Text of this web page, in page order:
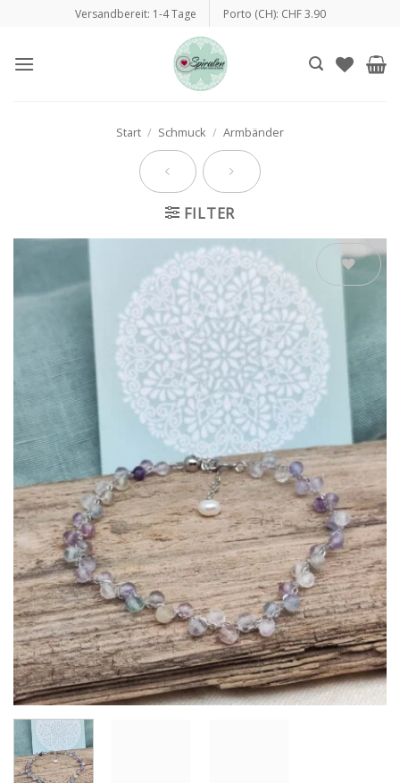
springen
Versandbereit: 1-4 Tage Porto (CH): CHF 3.90
Start / Schmuck / Armbänder
FILTER
Wunschliste